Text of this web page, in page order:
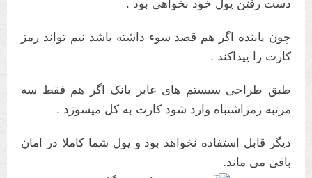
دست رفتن پول خود نخواهی بود .
چون یابنده اگر هم قصد سوء داشته باشد نیم تواند رمز
کارت را پیداکند .
طبق طراحی سیستم های عابر بانک اگر هم فقط سه
مرتبه رمزاشتباه وارد شود کارت به کل میسوزد .
دیگر قابل استفاده نخواهد بود و پول شما کاملا در امان
باقی می ماند.